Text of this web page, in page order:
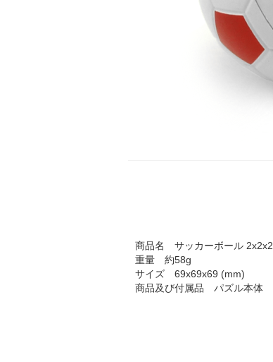
商品名 サッカーボール 2x2x2
重量 約58g
サイズ 69x69x69 (mm)
商品及び付属品 パズル本体